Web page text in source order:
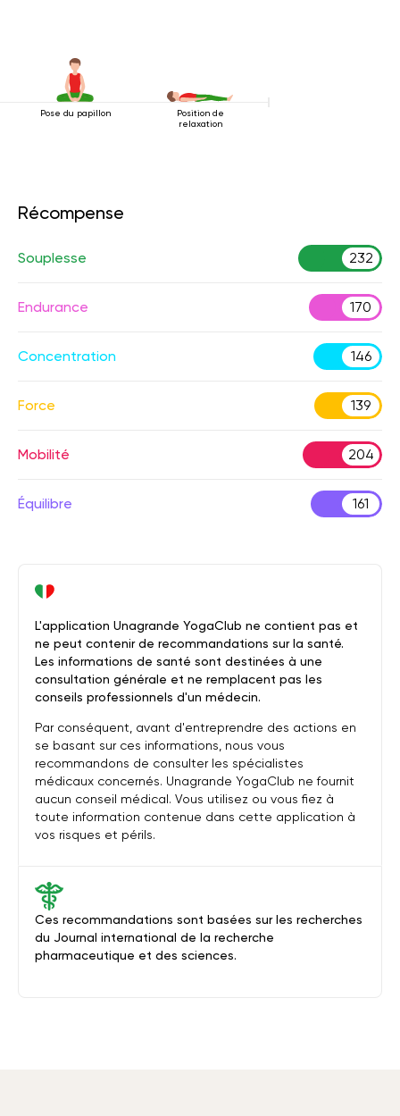
Pose du papillon
Position de
relaxation
Récompense
Souplesse 232
Endurance 170
Concentration 146
Force 139
Mobilité 204
Équilibre 161
Ces recommandations sont basées sur les recherches
du Journal international de la recherche
pharmaceutique et des sciences.
L'application Unagrande YogaClub ne contient pas et
ne peut contenir de recommandations sur la santé.
Les informations de santé sont destinées à une
consultation générale et ne remplacent pas les
conseils professionnels d'un médecin.
Par conséquent, avant d'entreprendre des actions en
se basant sur ces informations, nous vous
recommandons de consulter les spécialistes
médicaux concernés. Unagrande YogaClub ne fournit
aucun conseil médical. Vous utilisez ou vous fiez à
toute information contenue dans cette application à
vos risques et périls.